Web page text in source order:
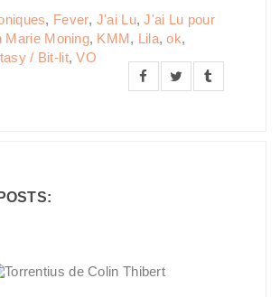
, Fever, J'ai Lu,J'ai Lu pour
Marie Moning, KMM, Lila,ok,
/ Bit-lit,VO